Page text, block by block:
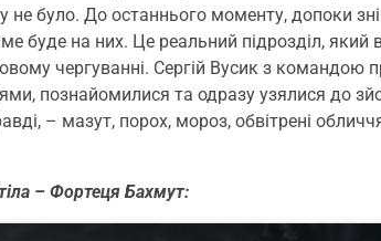
не було. До останнього моменту, допоки
буде на них. Це реальний підрозділ,
чергуванні. Сергій Вусик з командою
познайомилися та одразу узялися до
– мазут, порох, мороз, обвітрені
– Фортеця Бахмут: